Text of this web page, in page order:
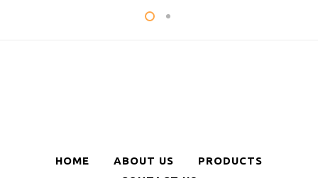
HOME ABOUT US
PRODUCTS